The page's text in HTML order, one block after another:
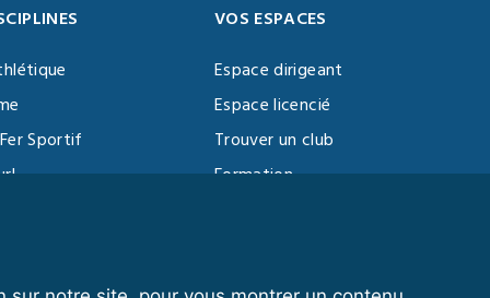
Sportif
VOS ESPACES
Espace dirigeant
Espace licencié
Trouver un club
Formation